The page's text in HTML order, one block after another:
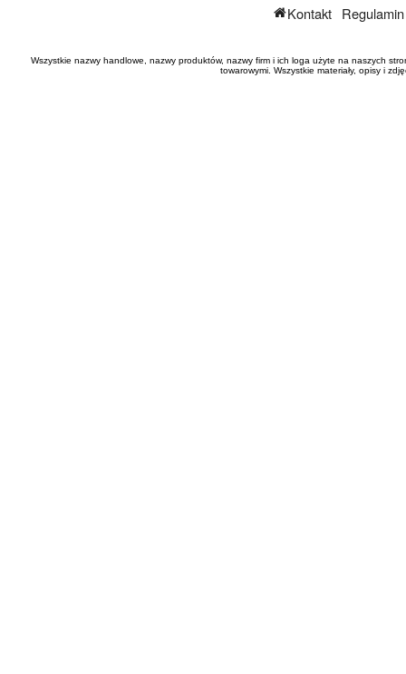
Kontakt
Wszystkie nazwy handlowe, nazwy produktów, nazwy firm i ich loga użyte na naszych
towarowymi. Wszystkie materiały, opisy i